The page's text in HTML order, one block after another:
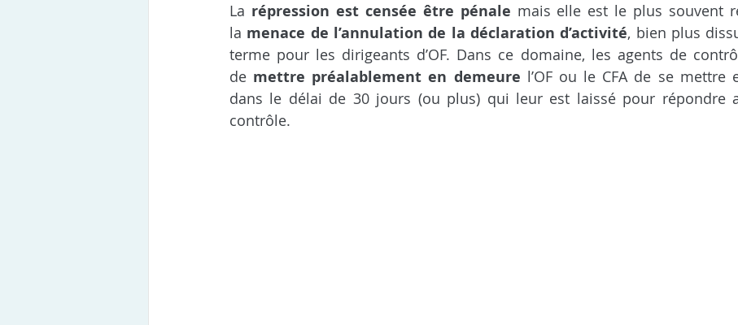
La répression est censée être pénale mais elle est le plus souvent
la menace de l’annulation de la déclaration d’activité, bien plus
terme pour les dirigeants d’OF. Dans ce domaine, les agents de
de mettre préalablement en demeure l’OF ou le CFA de se mettre
dans le délai de 30 jours (ou plus) qui leur est laissé pour répondre
contrôle.